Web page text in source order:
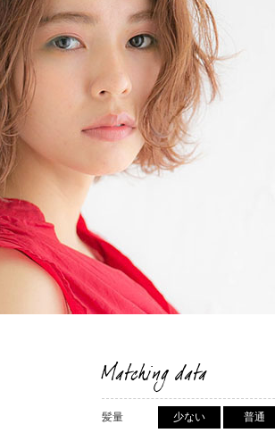
Matching data
髪量 少ない 普通